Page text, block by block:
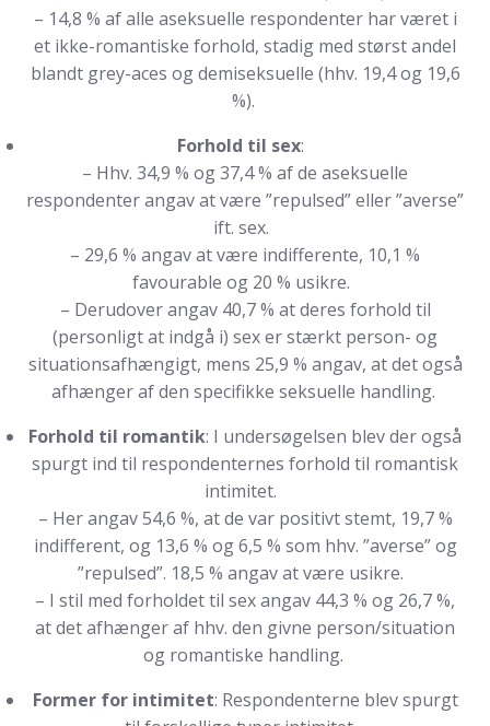
– 14,8 % af alle aseksuelle respondenter har været i
et ikke-romantiske forhold, stadig med størst andel
blandt grey-aces og demiseksuelle (hhv. 19,4 og 19,6
%).
Forhold til sex:
– Hhv. 34,9 % og 37,4 % af de aseksuelle
respondenter angav at være ”repulsed” eller ”averse”
ift. sex.
– 29,6 % angav at være indifferente, 10,1 %
favourable og 20 % usikre.
– Derudover angav 40,7 % at deres forhold til
(personligt at indgå i) sex er stærkt person- og
situationsafhængigt, mens 25,9 % angav, at det også
afhænger af den specifikke seksuelle handling.
Forhold til romantik: I undersøgelsen blev der også
spurgt ind til respondenternes forhold til romantisk
intimitet.
– Her angav 54,6 %, at de var positivt stemt, 19,7 %
indifferent, og 13,6 % og 6,5 % som hhv. ”averse” og
”repulsed”. 18,5 % angav at være usikre.
– I stil med forholdet til sex angav 44,3 % og 26,7 %,
at det afhænger af hhv. den givne person/situation
og romantiske handling.
Former for intimitet: Respondenterne blev spurgt